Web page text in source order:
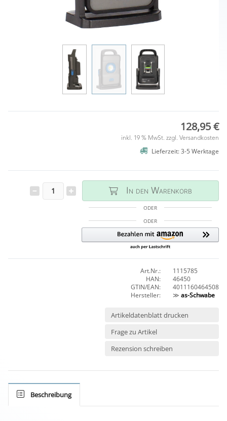
128,95 €
inkl. 19 % MwSt. zzgl. Versandkosten
Lieferzeit: 3-5 Werktage
In den Warenkorb
ODER
ODER
Art.Nr.:
1115785
HAN:
46450
GTIN/EAN:
4011160464508
Hersteller:
≫ as-Schwabe
Artikeldatenblatt drucken
Frage zu Artikel
Rezension schreiben
Beschreibung